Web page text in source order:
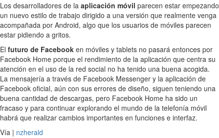
Los desarrolladores de la aplicación móvil parecen estar empezando
un nuevo estilo de trabajo dirigido a una versión que realmente venga
acompañada por Android, algo que los usuarios de móviles parecen
estar pidiendo a gritos.
El futuro de Facebook en móviles y tablets no pasará entonces por
Facebook Home porque el rendimiento de la aplicación que centra su
atención en el uso de la red social no ha tenido una buena acogida.
La mensajería a través de Facebook Messenger y la aplicación de
Facebook oficial, aún con sus errores de diseño, siguen teniendo una
buena cantidad de descargas, pero Facebook Home ha sido un
fracaso y para continuar explorando el mundo de la telefonía móvil
habrá que realizar cambios importantes en funciones e interfaz.
Vía | nzherald